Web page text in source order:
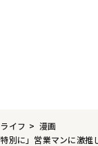
ライフ
漫画
特別に」営業マンに激